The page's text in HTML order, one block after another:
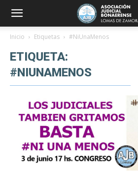
Inicio Etiquetas #NiUnaMenos
ETIQUETA:
#NIUNAMENOS